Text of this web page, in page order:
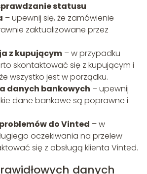
statusu
– upewnij się, że zamówienie
zaktualizowane przez
z kupującym– w przypadku
skontaktować się z kupującym i
wszystko jest w porządku.
danych bankowych – upewnij
dane bankowe są poprawne i
do Vinted – w
oczekiwania na przelew
się z obsługą klienta Vinted.
danych